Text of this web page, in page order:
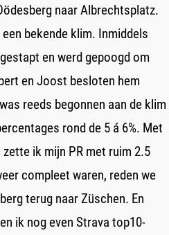
naar Albrechtsplatz.
bekende klim. Inmiddels
en werd gepoogd om
en Joost besloten hem
reeds begonnen aan de klim
rond de 5 á 6%. Met
zette ik mijn PR met ruim 2.5
compleet waren, reden we
terug naar Züschen. En
ik nog even Strava top10-